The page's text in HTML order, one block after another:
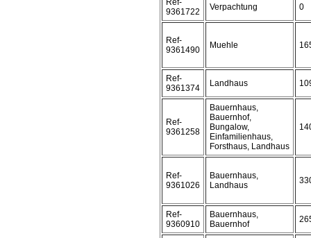
Ref-
9361722
Verpachtung 0
Ref-
9361490
Muehle
Ref-
9361374
Landhaus
Ref-
9361258
Bauernhaus,
Bauernhof,
Bungalow,
Einfamilienhaus,
Forsthaus, Landhaus
Ref-
9361026
Bauernhaus,
Landhaus
Ref-
9360910
Bauernhaus,
Bauernhof